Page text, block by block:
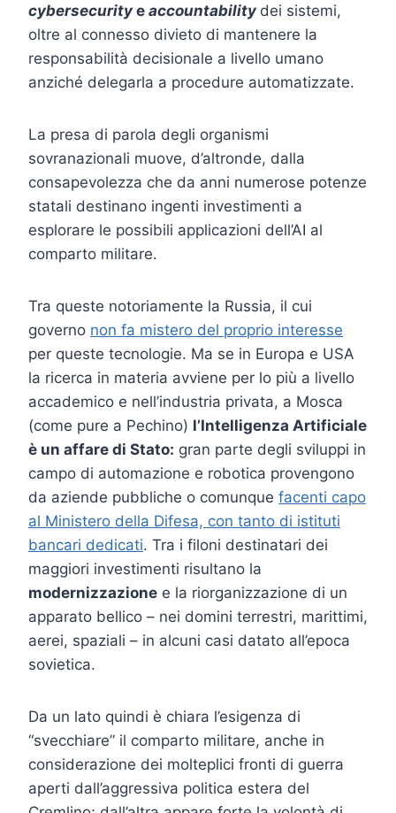
cybersecurity e accountability dei sistemi,
oltre al connesso divieto di mantenere la
responsabilità decisionale a livello umano
anziché delegarla a procedure automatizzate.
La presa di parola degli organismi
sovranazionali muove, d’altronde, dalla
consapevolezza che da anni numerose potenze
statali destinano ingenti investimenti a
esplorare le possibili applicazioni dell’AI al
comparto militare.
Tra queste notoriamente la Russia, il cui
governo non fa mistero del proprio interesse
per queste tecnologie. Ma se in Europa e USA
la ricerca in materia avviene per lo più a livello
accademico e nell’industria privata, a Mosca
(come pure a Pechino) l’Intelligenza Artificiale
è un affare di Stato: gran parte degli sviluppi in
campo di automazione e robotica provengono
da aziende pubbliche o comunque facenti capo
al Ministero della Difesa, con tanto di istituti
bancari dedicati. Tra i filoni destinatari dei
maggiori investimenti risultano la
modernizzazione e la riorganizzazione di un
apparato bellico – nei domini terrestri, marittimi,
aerei, spaziali – in alcuni casi datato all’epoca
sovietica.
Da un lato quindi è chiara l’esigenza di
“svecchiare” il comparto militare, anche in
considerazione dei molteplici fronti di guerra
aperti dall’aggressiva politica estera del